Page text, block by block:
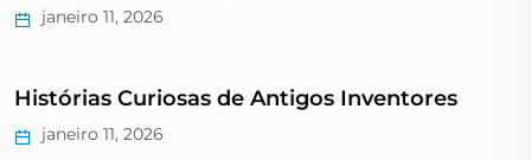
janeiro 11, 2026
Histórias Curiosas de Antigos Inventores
janeiro 11, 2026